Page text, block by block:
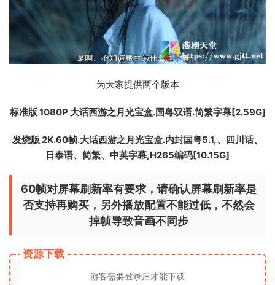
为大家提供两个版本
标准版 1080P 大话西游之月光宝盒.国粤双语.简繁字幕[2.59G]
发烧版 2K.60帧.大话西游之月光宝盒.内封国粤5.1,、四川话、
日泰语、简繁、中英字幕,H265编码[10.15G]
60帧对屏幕刷新率有要求，请确认屏幕刷新率是
否支持再购买，另外播放配置不能过低，不然会
掉帧导致音画不同步
资源下载
游客需要登录后才能下载